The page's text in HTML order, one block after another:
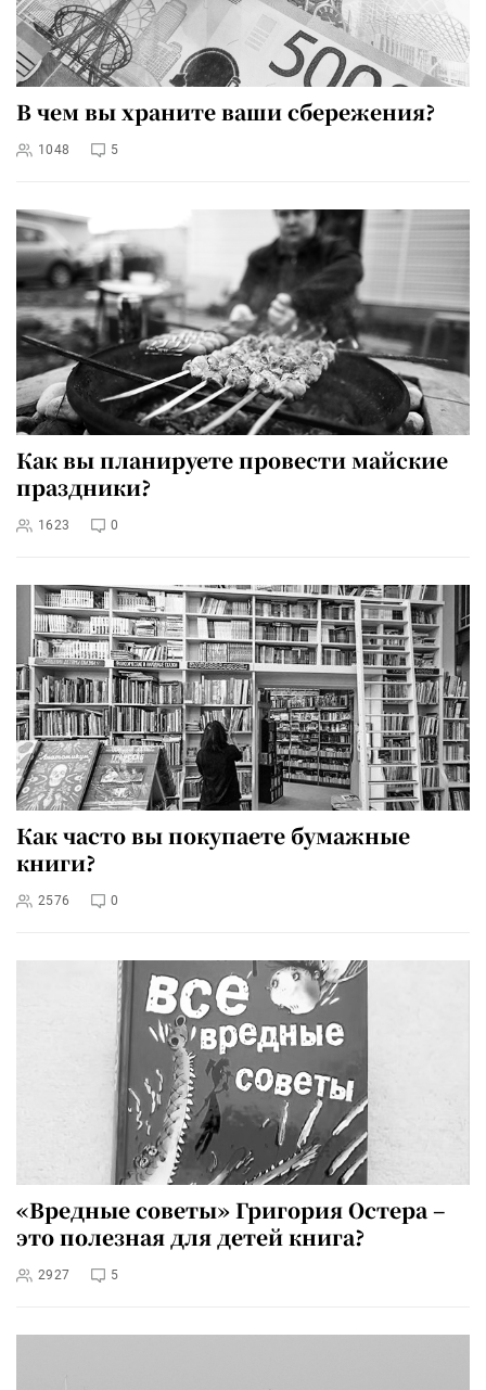
В чем вы храните ваши сбережения?
1048 5
Как вы планируете провести майские
праздники?
1623 0
Как часто вы покупаете бумажные
книги?
2576 0
«Вредные советы» Григория Остера –
это полезная для детей книга?
2927 5